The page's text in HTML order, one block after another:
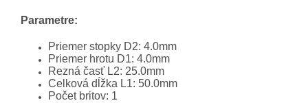
Parametre:
Priemer stopky D2: 4.0mm
Priemer hrotu D1: 4.0mm
Rezná časť L2: 25.0mm
Celková dĺžka L1: 50.0mm
Počet britov: 1